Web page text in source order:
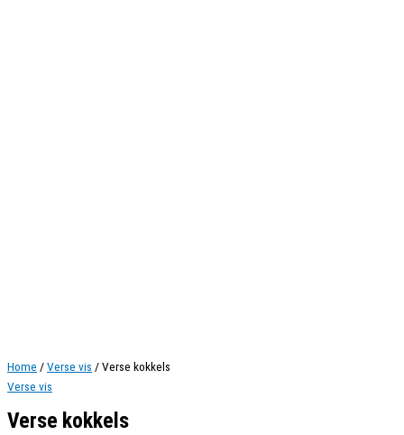
Home /Verse vis / Verse kokkels
Verse vis
Verse kokkels